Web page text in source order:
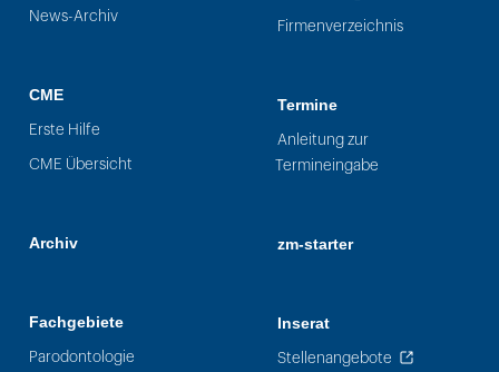
News-Archiv
CME
Erste Hilfe
CME Übersicht
Archiv
Fachgebiete
Parodontologie
Firmenverzeichnis
Termine
Anleitung zur
Termineingabe
zm-starter
Inserat
Stellenangebote